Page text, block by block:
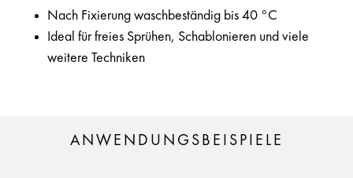
Nach Fixierung waschbeständig bis 40 °C
Ideal für freies Sprühen, Schablonieren und viele
weitere Techniken
ANWENDUNGSBEISPIELE